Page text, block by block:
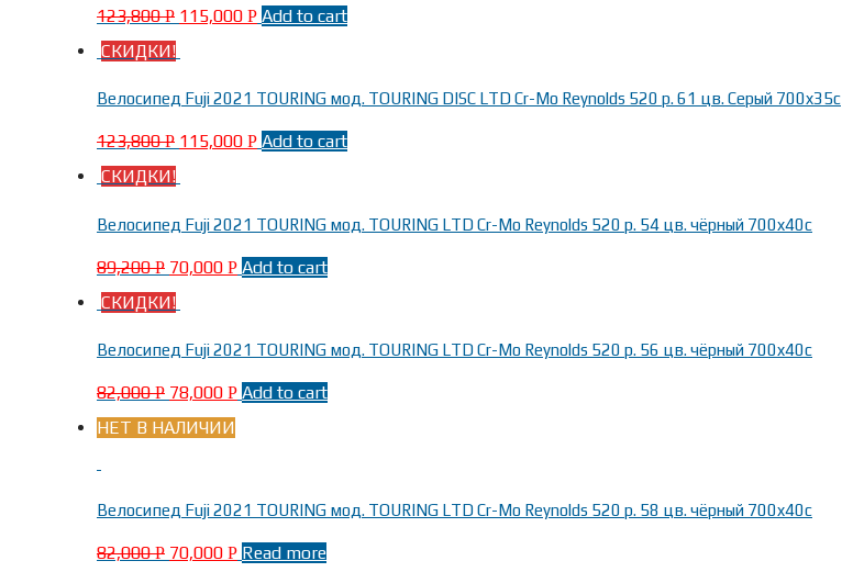
123,800Р 115,000 Р Add to cart
СКИДКИ!
Велосипед Fuji 2021 TOURING мод. TOURING DISC LTD Cr-Mo Reynolds 520 р. 61 цв. Серый 700x35c
123,800Р 115,000 Р Add to cart
СКИДКИ!
Велосипед Fuji 2021 TOURING мод. TOURING LTD Cr-Mo Reynolds 520 р. 54 цв. чёрный 700x40c
89,200Р 70,000 Р Add to cart
СКИДКИ!
Велосипед Fuji 2021 TOURING мод. TOURING LTD Cr-Mo Reynolds 520 р. 56 цв. чёрный 700x40c
82,000Р 78,000 Р Add to cart
НЕТ В НАЛИЧИИ
Велосипед Fuji 2021 TOURING мод. TOURING LTD Cr-Mo Reynolds 520 р. 58 цв. чёрный 700x40c
82,000Р 70,000 Р Read more